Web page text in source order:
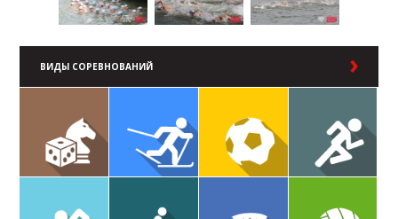
ВИДЫ СОРЕВНОВАНИЙ